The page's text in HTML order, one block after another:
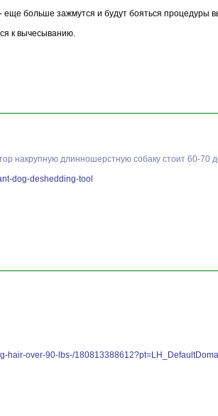
больше зажмутся и будут бояться процедуры
к вычесыванию.
накрупную длинношерстную собаку стоит 60-70
dog-deshedding-tool
hair-over-90-lbs-/